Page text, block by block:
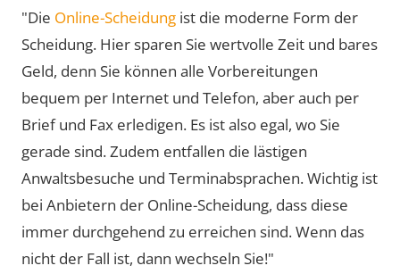
"Die Online-Scheidung ist die moderne Form der
Scheidung. Hier sparen Sie wertvolle Zeit und bares
Geld, denn Sie können alle Vorbereitungen
bequem per Internet und Telefon, aber auch per
Brief und Fax erledigen. Es ist also egal, wo Sie
gerade sind. Zudem entfallen die lästigen
Anwaltsbesuche und Terminabsprachen. Wichtig ist
bei Anbietern der Online-Scheidung, dass diese
immer durchgehend zu erreichen sind. Wenn das
nicht der Fall ist, dann wechseln Sie!"